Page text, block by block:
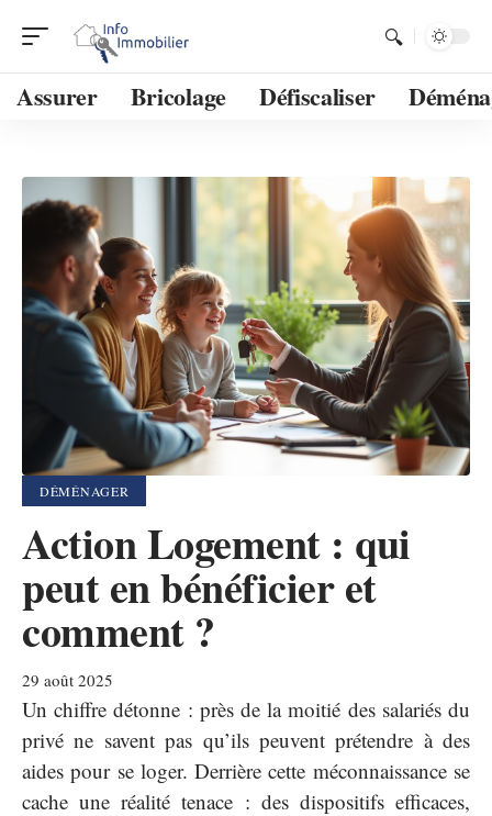
Assurer Bricolage Défiscaliser
DÉMÉNAGER
Action Logement : qui
peut en bénéficier et
comment ?
29 août 2025
Un chiffre détonne : près de la moitié des salariés du
privé ne savent pas qu’ils peuvent prétendre à des
aides pour se loger. Derrière cette méconnaissance se
cache une réalité tenace : des dispositifs efficaces,